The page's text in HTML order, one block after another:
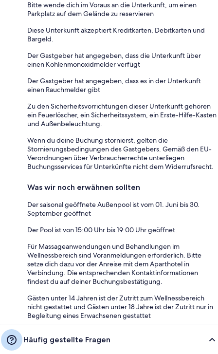
Bitte wende dich im Voraus an die Unterkunft, um einen
Parkplatz auf dem Gelände zu reservieren
Diese Unterkunft akzeptiert Kreditkarten, Debitkarten und
Bargeld.
Der Gastgeber hat angegeben, dass die Unterkunft über
einen Kohlenmonoxidmelder verfügt
Der Gastgeber hat angegeben, dass es in der Unterkunft
einen Rauchmelder gibt
Zu den Sicherheitsvorrichtungen dieser Unterkunft gehören
ein Feuerlöscher, ein Sicherheitssystem, ein Erste-Hilfe-Kasten
und Außenbeleuchtung.
Wenn du deine Buchung stornierst, gelten die
Stornierungsbedingungen des Gastgebers. Gemäß den EU-
Verordnungen über Verbraucherrechte unterliegen
Buchungsservices für Unterkünfte nicht dem Widerrufsrecht.
Was wir noch erwähnen sollten
Der saisonal geöffnete Außenpool ist vom 01. Juni bis 30.
September geöffnet
Der Pool ist von 15:00 Uhr bis 19:00 Uhr geöffnet.
Für Massageanwendungen und Behandlungen im
Wellnessbereich sind Voranmeldungen erforderlich. Bitte
setze dich dazu vor der Anreise mit dem Aparthotel in
Verbindung. Die entsprechenden Kontaktinformationen
findest du auf deiner Buchungsbestätigung.
Gästen unter 14 Jahren ist der Zutritt zum Wellnessbereich
nicht gestattet und Gästen unter 18 Jahre ist der Zutritt nur in
Begleitung eines Erwachsenen gestattet
Häufig gestellte Fragen